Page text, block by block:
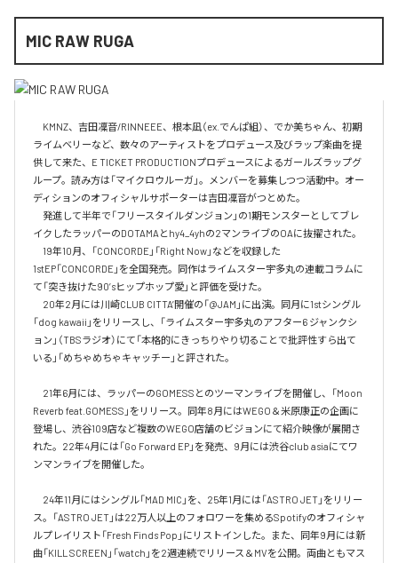
MIC RAW RUGA
KMNZ、吉田凜音/RINNEEE、根本凪（ex.でんぱ組）、でか美ちゃん、初期
ライムベリーなど、数々のアーティストをプロデュース及びラップ楽曲を提
供して来た、E TICKET PRODUCTIONプロデュースによるガールズラップグ
ループ。読み方は「マイクロウルーガ」。メンバーを募集しつつ活動中。オー
ディションのオフィシャルサポーターは吉田凜音がつとめた。
発進して半年で「フリースタイルダンジョン」の1期モンスターとしてブレ
イクしたラッパーのDOTAMAとhy4_4yhの2マンライブのOAに抜擢された。
19年10月、「CONCORDE」「Right Now」などを収録した
1stEP「CONCORDE」を全国発売。同作はライムスター宇多丸の連載コラムに
て「突き抜けた90’sヒップホップ愛」と評価を受けた。
20年2月には川崎CLUB CITTA’開催の「@JAM」に出演。同月に1stシングル
「dog kawaii」をリリースし、「ライムスター宇多丸のアフター6 ジャンクシ
ョン」（TBSラジオ）にて「本格的にきっちりやり切ることで批評性すら出て
いる」「めちゃめちゃキャッチー」と評された。
21年6月には、ラッパーのGOMESSとのツーマンライブを開催し、「Moon
Reverb feat.GOMESS」をリリース。同年8月にはWEGO＆米原康正の企画に
登場し、渋谷109店など複数のWEGO店舗のビジョンにて紹介映像が展開さ
れた。22年4月には「Go Forward EP」を発売、9月には渋谷club asiaにてワ
ンマンライブを開催した。
24年11月にはシングル「MAD MIC」を、25年1月には「ASTRO JET」をリリー
ス。「ASTRO JET」は22万人以上のフォロワーを集めるSpotifyのオフィシャ
ルプレイリスト「Fresh Finds Pop」にリストインした。また、同年9月には新
曲「KILL SCREEN」「watch」を2週連続でリリース＆MVを公開。両曲ともマス